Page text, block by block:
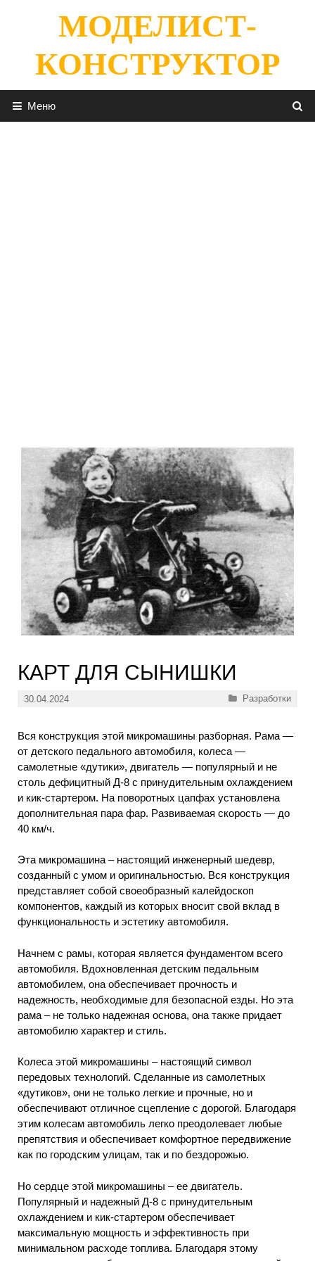
содержимомуМОДЕЛИСТ-
КОНСТРУКТОР
Меню
КАРТ ДЛЯ СЫНИШКИ
30.04.2024 Рубрики
Разработки
Вся конструкция этой микромашины разборная. Рама —
от детского педального автомобиля, колеса —
самолетные «дутики», двигатель — популярный и не
столь дефицитный Д-8 с принудительным охлаждением
и кик-стартером. На поворотных цапфах установлена
дополнительная пара фар. Развиваемая скорость — до
40 км/ч.
Эта микромашина – настоящий инженерный шедевр,
созданный с умом и оригинальностью. Вся конструкция
представляет собой своеобразный калейдоскоп
компонентов, каждый из которых вносит свой вклад в
функциональность и эстетику автомобиля.
Начнем с рамы, которая является фундаментом всего
автомобиля. Вдохновленная детским педальным
автомобилем, она обеспечивает прочность и
надежность, необходимые для безопасной езды. Но эта
рама – не только надежная основа, она также придает
автомобилю характер и стиль.
Колеса этой микромашины – настоящий символ
передовых технологий. Сделанные из самолетных
«дутиков», они не только легкие и прочные, но и
обеспечивают отличное сцепление с дорогой. Благодаря
этим колесам автомобиль легко преодолевает любые
препятствия и обеспечивает комфортное передвижение
как по городским улицам, так и по бездорожью.
Но сердце этой микромашины – ее двигатель.
Популярный и надежный Д-8 с принудительным
охлаждением и кик-стартером обеспечивает
максимальную мощность и эффективность при
минимальном расходе топлива. Благодаря этому